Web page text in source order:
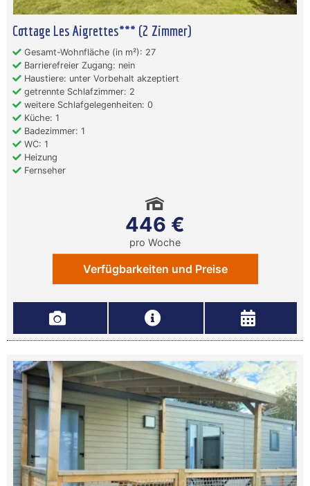
Cottage Les Aigrettes*** (2 Zimmer)
Gesamt-Wohnfläche (in m²): 27
Barrierefreier Zugang: nein
Haustiere: unter Vorbehalt akzeptiert
getrennte Schlafzimmer: 2
weitere Schlafgelegenheiten: 0
Küche: 1
Badezimmer: 1
WC: 1
Heizung
Fernseher
446 €
pro Woche
Verfügbarkeiten und Preise